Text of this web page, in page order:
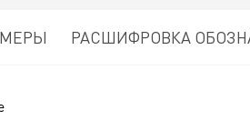
РАСШИФРОВКА